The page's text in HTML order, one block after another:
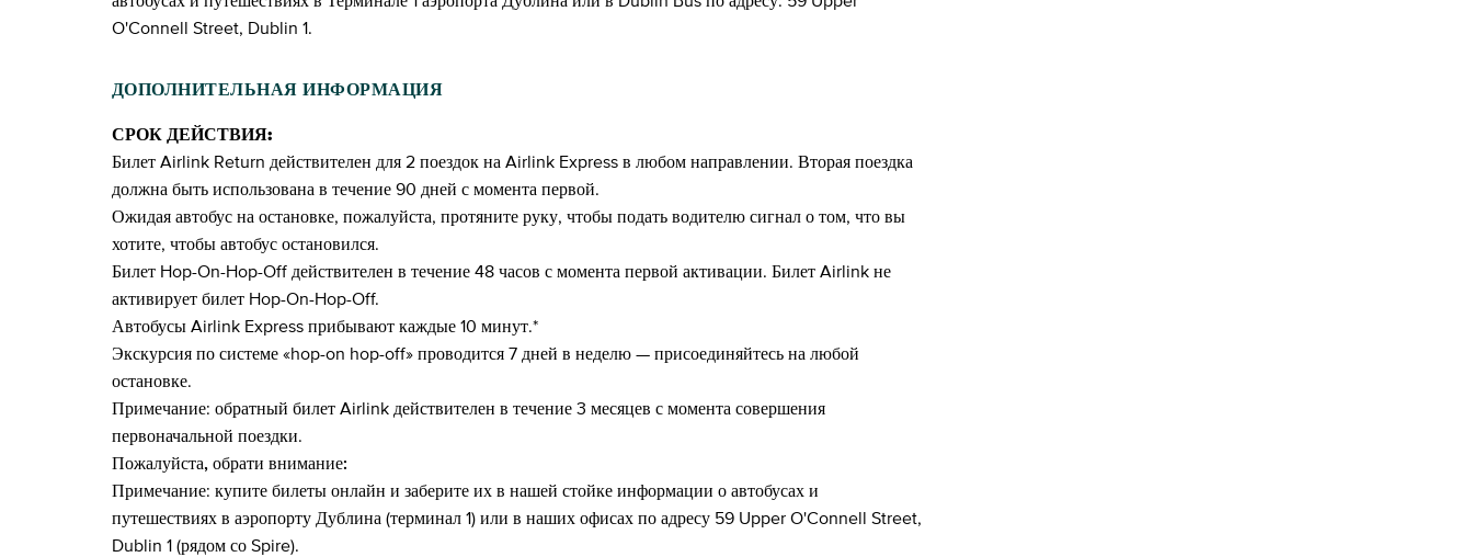
O'Connell Street, Dublin 1.
ДОПОЛНИТЕЛЬНАЯ ИНФОРМАЦИЯ
СРОК ДЕЙСТВИЯ:
Билет Airlink Return действителен для 2 поездок на Airlink Express в любом направлении. Вторая поездка
должна быть использована в течение 90 дней с момента первой.
Ожидая автобус на остановке, пожалуйста, протяните руку, чтобы подать водителю сигнал о том, что вы
хотите, чтобы автобус остановился.
Билет Hop-On-Hop-Off действителен в течение 48 часов с момента первой активации. Билет Airlink не
активирует билет Hop-On-Hop-Off.
Автобусы Airlink Express прибывают каждые 10 минут.*
Экскурсия по системе «hop-on hop-off» проводится 7 дней в неделю — присоединяйтесь на любой
остановке.
Примечание: обратный билет Airlink действителен в течение 3 месяцев с момента совершения
первоначальной поездки.
Пожалуйста, обрати внимание:
Примечание: купите билеты онлайн и заберите их в нашей стойке информации о автобусах и
путешествиях в аэропорту Дублина (терминал 1) или в наших офисах по адресу 59 Upper O'Connell Street,
Dublin 1 (рядом со Spire).